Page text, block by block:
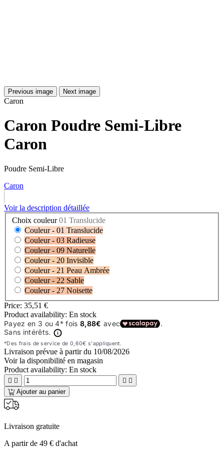
Previous image Next image
Caron
Caron Poudre Semi-Libre
Caron
Poudre Semi-Libre
Caron
Voir la description détaillée
Choix couleur01 Translucide
Couleur - 01 Translucide
Couleur - 03 Radieuse
Couleur - 09 Naturelle
Couleur - 20 Invisible
Couleur - 21 Peau Ambrée
Couleur - 22 Sable
Couleur - 27 Noisette
Price: 35,51 €
Product availability: En stock
Livraison prévue à partir du 10/08/2026
Voir la disponibilité en magasin
Product availability: En stock
   
Ajouter au panier
Livraison gratuite
A partir de 49 € d'achat